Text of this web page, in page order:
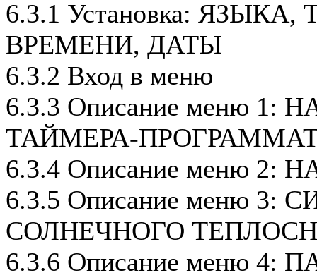
6.3.1 Установка:
ВРЕМЕНИ, ДАТЫ
6.3.2 Вход в меню
6.3.3 Описание меню 1:
ТАЙМЕРА-
6.3.4 Описание меню 2:
6.3.5 Описание меню 3:
СОЛНЕЧНОГО
6.3.6 Описание меню 4: